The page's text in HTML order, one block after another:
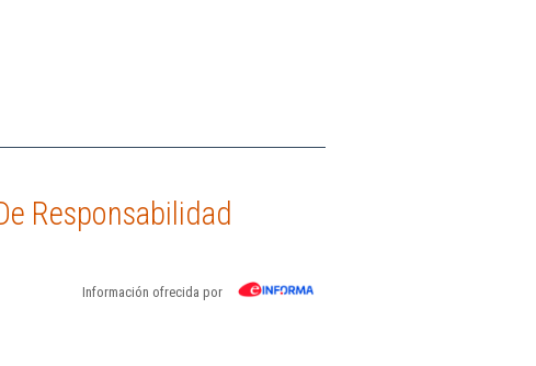
Responsabilidad
Información ofrecida por